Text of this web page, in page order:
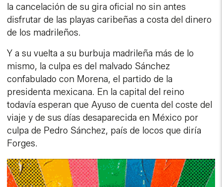
la cancelación de su gira oficial no sin antes
disfrutar de las playas caribeñas a costa del dinero
de los madrileños.
Y a su vuelta a su burbuja madrileña más de lo
mismo, la culpa es del malvado Sánchez
confabulado con Morena, el partido de la
presidenta mexicana. En la capital del reino
todavía esperan que Ayuso de cuenta del coste del
viaje y de sus días desaparecida en México por
culpa de Pedro Sánchez, país de locos que diría
Forges.